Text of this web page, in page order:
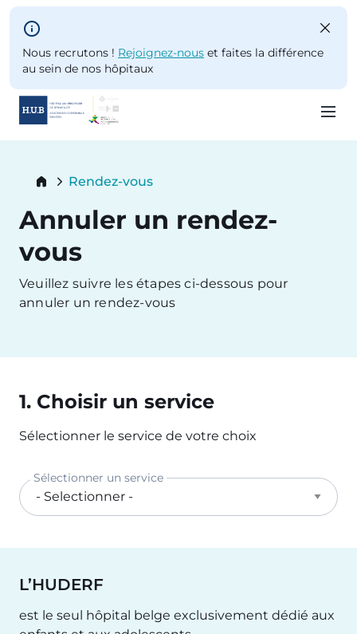
Skip to main content
Nous recrutons ! Rejoignez-nous et faites la différence
au sein de nos hôpitaux
content
Breadcrumb
Rendez-vous
Annuler un rendez-
vous
Veuillez suivre les étapes ci-dessous pour
annuler un rendez-vous
1. Choisir un service
Sélectionner le service de votre choix
Sélectionner un service
L’HUDERF
est le seul hôpital belge exclusivement dédié aux